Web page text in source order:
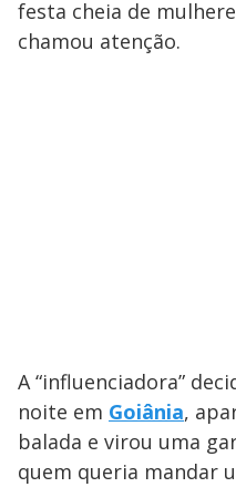
festa cheia de
chamou atenção.
A “influenciadora”
noite em Goiânia,
balada e virou uma
quem queria mandar